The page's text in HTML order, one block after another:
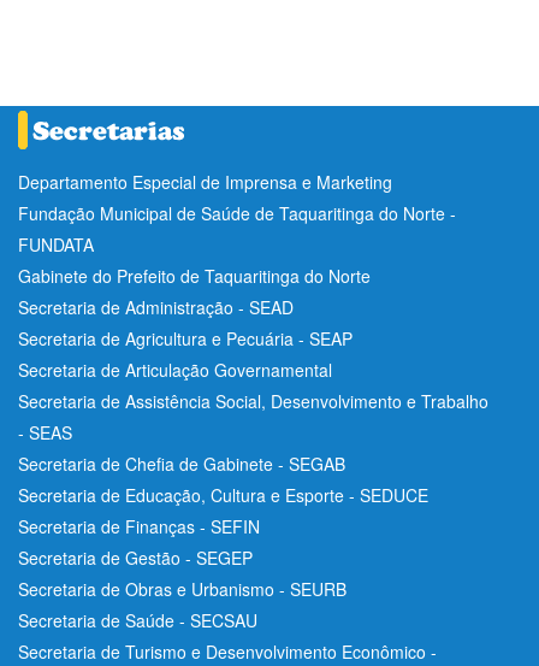
Departamento Especial de Imprensa e Marketing
Fundação Municipal de Saúde de Taquaritinga do Norte -
FUNDATA
Gabinete do Prefeito de Taquaritinga do Norte
Secretaria de Administração - SEAD
Secretaria de Agricultura e Pecuária - SEAP
Secretaria de Articulação Governamental
Secretaria de Assistência Social, Desenvolvimento e Trabalho
- SEAS
Secretaria de Chefia de Gabinete - SEGAB
Secretaria de Educação, Cultura e Esporte - SEDUCE
Secretaria de Finanças - SEFIN
Secretaria de Gestão - SEGEP
Secretaria de Obras e Urbanismo - SEURB
Secretaria de Saúde - SECSAU
Secretaria de Turismo e Desenvolvimento Econômico -